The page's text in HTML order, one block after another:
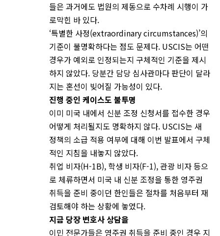
들은 과거에도 법원의 제동으로 수차례 시행이 가
로막힌 바 있다.
‘특별한 사정(extraordinary circumstances)’의
기준이 불명확하다는 점도 문제다. USCIS는 어떤
경우가 예외로 인정되는지 구체적인 기준을 제시
하지 않았다. 당분간 담당 심사관마다 판단이 달라
지는 혼선이 빚어질 가능성이 있다.
진행 중인 케이스도 불투명
이미 미국 내에서 신분 조정 신청서를 접수한 경우
어떻게 처리될지도 명확하지 않다. USCIS는 새
정책의 소급 적용 여부에 대해 이번 발표에서 구체
적인 지침을 내놓지 않았다.
취업 비자(H-1B), 학생 비자(F-1), 관광 비자 등으
로 체류하면서 미국 내 신분 조정을 통한 영주권
취득을 준비 중이던 한인들은 절차를 처음부터 재
검토해야 하는 상황에 놓였다.
지금 당장 변호사 상담을
이민 전문가들은 영주권 취득을 준비 중인 경우 지